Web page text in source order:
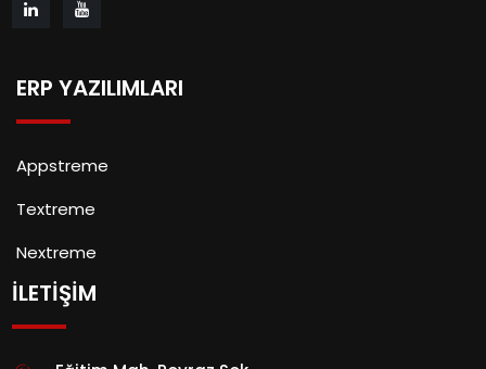
ERP YAZILIMLARI
Appstreme
Textreme
Nextreme
İLETİŞİM